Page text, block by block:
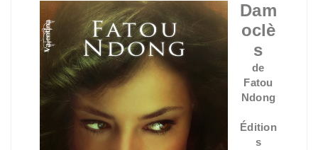
Dam
oclè
s
de
Fatou
Ndong
Édition
s